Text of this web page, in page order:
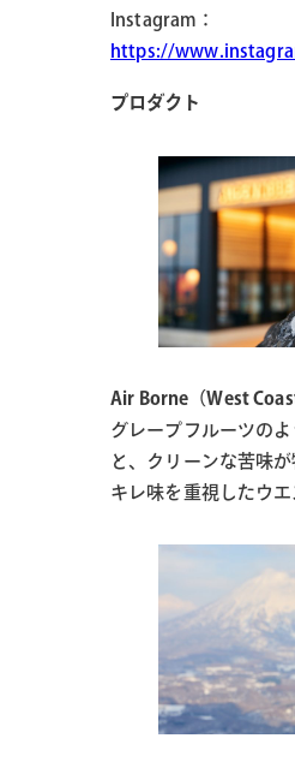
Instagram：
https://
プロダクト
Air Borne（West
グレープフルーツの
と、クリーンな苦味が
キレ味を重視したウエ